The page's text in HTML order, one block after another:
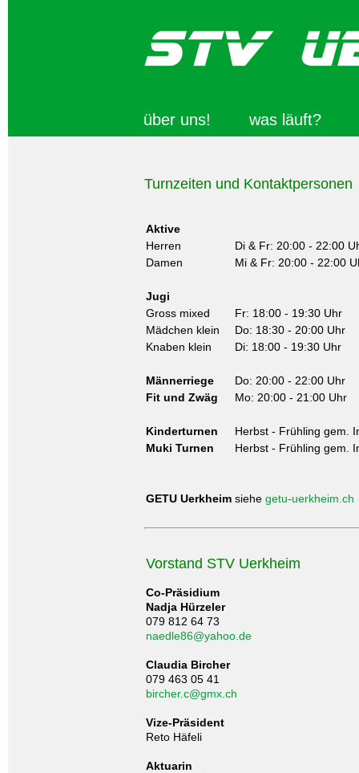
über uns! was läuft?
Turnzeiten und Kontaktpersonen
Aktive
Herren
Di & Fr: 20:00 - 22:00
Damen
Mi & Fr: 20:00 - 22:00
Jugi
Gross mixed
Fr: 18:00 - 19:30 Uhr
Mädchen klein
Do: 18:30 - 20:00 Uhr
Knaben klein
Di: 18:00 - 19:30 Uhr
Männerriege
Do: 20:00 - 22:00 Uhr
Fit und Zwäg
Mo: 20:00 - 21:00 Uhr
Kinderturnen Herbst - Frühling gem.
Muki Turnen
Herbst - Frühling gem.
GETU Uerkheim siehe getu-uerkheim.ch
Vorstand STV Uerkheim
Co-Präsidium
Nadja Hürzeler
079 812 64 73
naedle86@yahoo.de
Claudia Bircher
079 463 05 41
bircher.c@gmx.ch
Vize-Präsident
Reto Häfeli
Aktuarin